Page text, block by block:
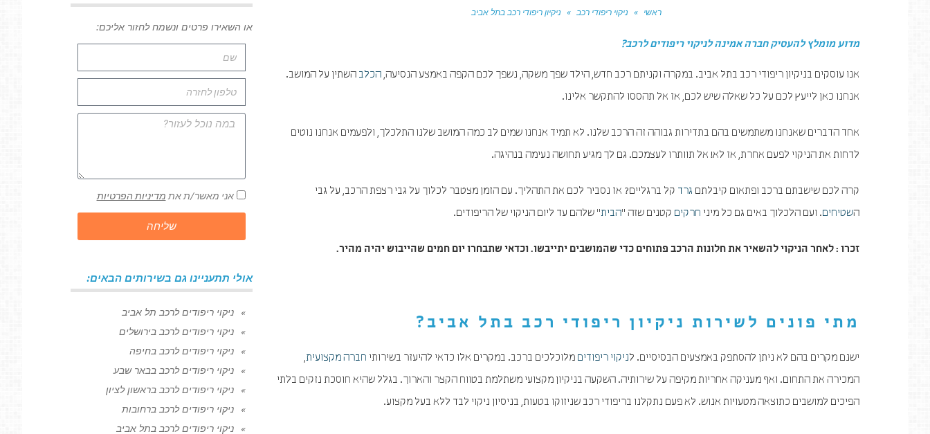
ראשי » ניקוי ריפודי רכב » ניקיון ריפודי רכב בתל אביב
מדוע מומלץ להעסיק חברה אמינה לניקוי ריפודים לרכב?
אנו עוסקים בניקיון ריפודי רכב בתל אביב. במקרה וקניתם רכב חדש, הילד שפך משקה, נשפך לכם הקפה באמצע הנסיעה,הכלב השתין על המושב.
אנחנו כאן לייעץ לכם על כל שאלה שיש לכם, אז אל תהססו להתקשר אלינו.
אחד הדברים שאנחנו משתמשים בהם בתדירות גבוהה זה הרכב שלנו. לא תמיד אנחנו שמים לב כמה המושב שלנו התלכלך, ולפעמים אנחנו נוטים
לדחות את הניקוי לפעם אחרת, אז לא! אל תוותרו לעצמכם. גם לך מגיע תחושה נעימה בנהיגה.
קרה לכם שישבתם ברכב ופתאום קיבלתם גרד קל ברגליים? אז נסביר לכם את התהליך. עם הזמן מצטבר לכלוך על גבי רצפת הרכב, על גבי
השטיחים. ועם הלכלוך באים גם כל מיני חרקים קטנים שזה "הבית" שלהם עד ליום הניקוי של הריפודים.
זכרו : לאחר הניקוי להשאיר את חלונות הרכב פתוחים כדי שהמושבים יתייבשו. וכדאי שתבחרו יום חמים שהייבוש יהיה מהיר.
מתי פונים לשירות ניקיון ריפודי רכב בתל אביב ?
ישנם מקרים בהם לא ניתן להסתפק באמצעים הבסיסיים. לניקוי ריפודים מלוכלכים ברכב. במקרים אלו כדאי להיעזר בשירותי חברה מקצועית,
המכירה את התחום. ואף מעניקה אחריות מקיפה על שירותיה. השקעה בניקיון מקצועי משתלמת בטווח הקצר והארוך. בגלל שהיא חוסכת נזקים בלתי
הפיכים למושבים כתוצאה מטעויות אנוש. לא פעם נתקלנו בריפודי רכב שניזוקו בטעות, בניסיון ניקוי לבד ללא בעל מקצוע.
או השאירו פרטים ונשמח לחזור אליכם:
אני מאשר/ת את מדיניות הפרטיות
שליחה
אולי תתעניינו גם בשירותים הבאים:
ניקוי ריפודים לרכב תל אביב
ניקוי ריפודים לרכב בירושלים
ניקוי ריפודים לרכב בחיפה
ניקוי ריפודים לרכב בבאר שבע
ניקוי ריפודים לרכב בראשון לציון
ניקוי ריפודים לרכב ברחובות
ניקוי ריפודים לרכב בתל אביב